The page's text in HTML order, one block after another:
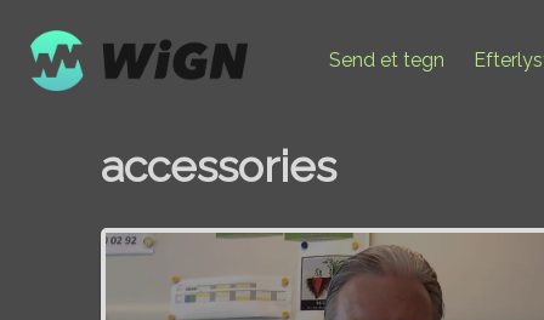
Send et tegn
accessories